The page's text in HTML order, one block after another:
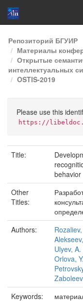
Skip
navigation
Репозиторий БГУИР
Материалы
Открытые
интеллектуальных
OSTIS-2019
Please use this
https://
Title:
behavior
Other
Titles:
Authors:
Ulyev, A.
Orlova,
Keywords: